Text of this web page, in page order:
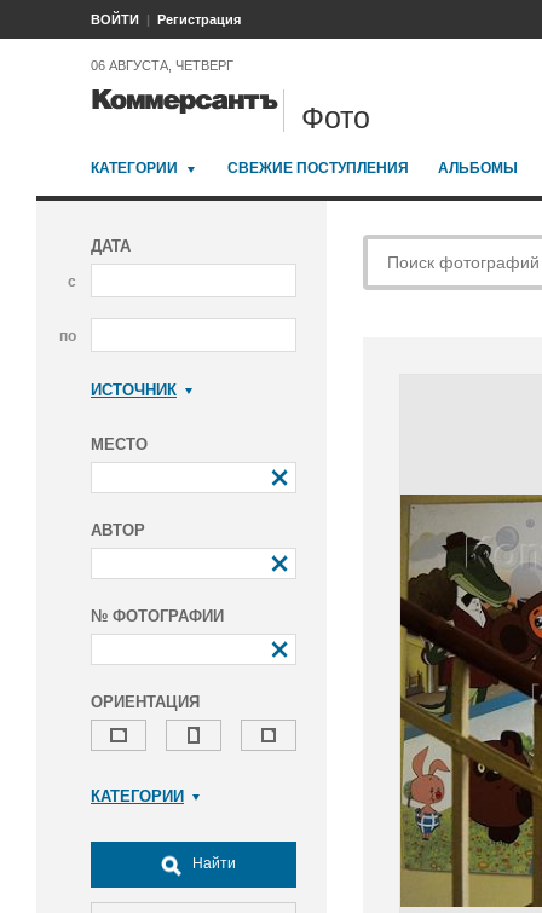
ВОЙТИ Регистрация
06 АВГУСТА, ЧЕТВЕРГ
Фото
КАТЕГОРИИ СВЕЖИЕ ПОСТУПЛЕНИЯ АЛЬБОМЫ
ДАТА
с
по
ИСТОЧНИК
МЕСТО
АВТОР
№ ФОТОГРАФИИ
ОРИЕНТАЦИЯ
КАТЕГОРИИ
Досуг, туризм и отдых
Культура
Найти